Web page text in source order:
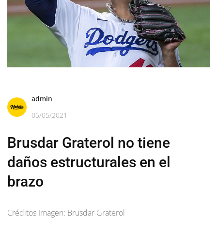
admin
05/05/2021
Brusdar Graterol no tiene
daños estructurales en el
brazo
Créditos Imagen: Brusdar Graterol